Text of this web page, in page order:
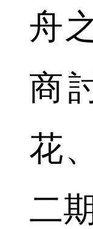
舟
商
花
二